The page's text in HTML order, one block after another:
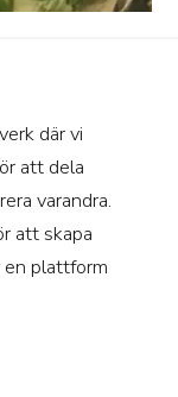
där vi
att dela
varandra.
att skapa
en plattform